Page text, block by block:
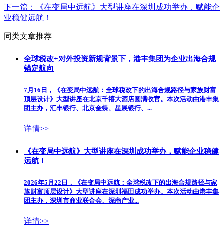
下一篇：
《在变局中远航》大型讲座在深圳成功举办，赋能企
业稳健远航！
同类文章推荐
全球税改+对外投资新规背景下，港丰集团为企业出海合规
锚定航向
7月16日，《在变局中远航：全球税改下的出海合规路径与家族财富
顶层设计》大型讲座在北京千禧大酒店圆满收官。本次活动由港丰集
团主办，汇丰银行、北京金蝶、星展银行、...
详情>>
《在变局中远航》大型讲座在深圳成功举办，赋能企业稳健
远航！
2026年5月22日，《在变局中远航：全球税改下的出海合规路径与家
族财富顶层设计》大型讲座在深圳福田成功举办。本次活动由港丰集
团主办，深圳市商业联合会、深商产业...
详情>>